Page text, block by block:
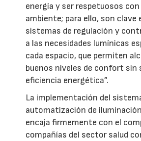
energía y ser respetuosos con
ambiente; para ello, son clave
sistemas de regulación y
a las necesidades lumínicas
cada espacio, que permiten
buenos niveles de confort sin
eficiencia energética”.
La implementación del
automatización de iluminación
encaja firmemente con el
compañías del sector salud